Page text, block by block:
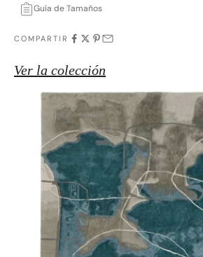
Guía de Tamaños
COMPARTIR
Ver la colección